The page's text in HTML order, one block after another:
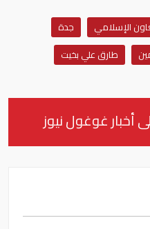
الإسلامي
جدة
طارق علي بخيت
أخبار غوغول نيوز